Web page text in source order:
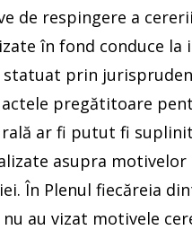
de respingere a
în fond conduce la
prin
pregătitoare
ar fi putut fi
asupra
În Plenul fiecăreia
au vizat motivele